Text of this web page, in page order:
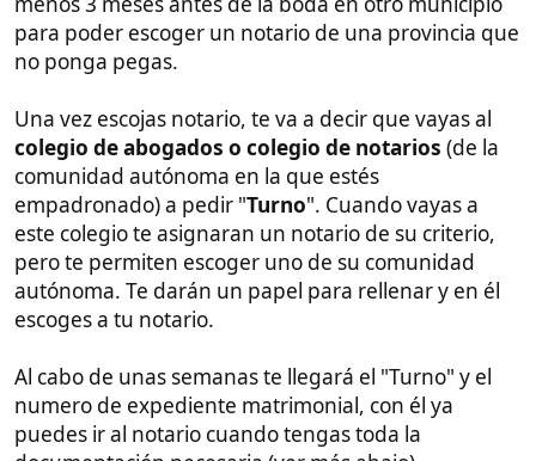
Por parte de la Novia:
Recomienda a tu novia que los saque en este
orden:
Poder notarial(Tu novia otorga poder para
que alguien la represente en la boda) No
necesita traducción ni apostilla si se hace en el
consulado